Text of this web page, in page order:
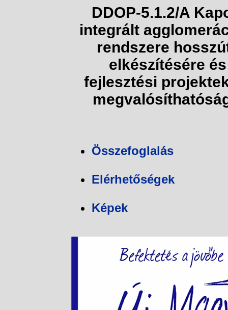
DDOP-5.1.2/A
integrált
rendszere
elkészítésére
fejlesztési
Összefoglalás
Elérhetőségek
Képek